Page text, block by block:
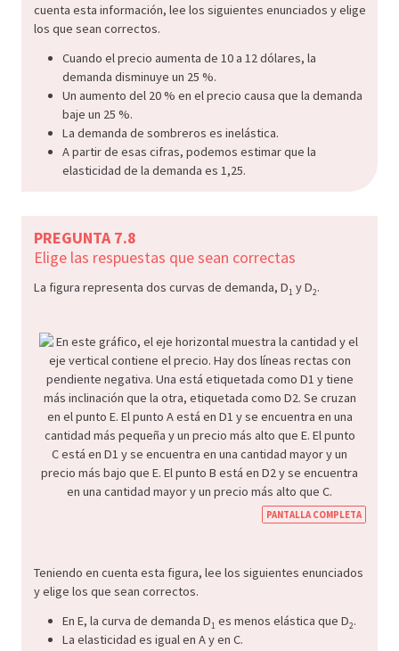
cuenta esta información, lee los siguientes enunciados y elige
los que sean correctos.
Cuando el precio aumenta de 10 a 12 dólares, la
demanda disminuye un 25 %.
Un aumento del 20 % en el precio causa que la demanda
baje un 25 %.
La demanda de sombreros es inelástica.
A partir de esas cifras, podemos estimar que la
elasticidad de la demanda es 1,25.
PREGUNTA 7.8
Elige las respuestas que sean correctas
La figura representa dos curvas de demanda, D1 y D2.
PANTALLA COMPLETA
Teniendo en cuenta esta figura, lee los siguientes enunciados
y elige los que sean correctos.
En E, la curva de demanda D1 es menos elástica que D2.
La elasticidad es igual en A y en C.